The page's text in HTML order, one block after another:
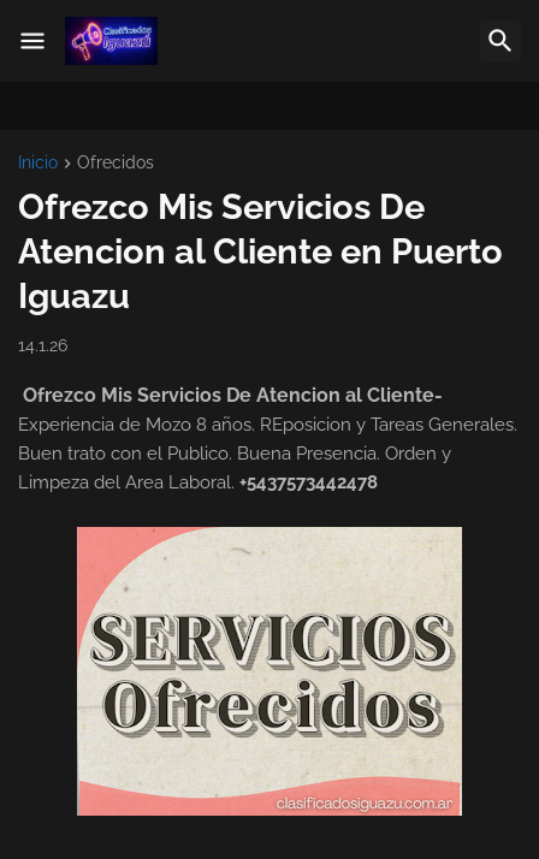
Inicio Ofrecidos
Ofrezco Mis Servicios De
Atencion al Cliente en Puerto
Iguazu
14.1.26
Ofrezco Mis Servicios De Atencion al Cliente-
Experiencia de Mozo 8 años. REposicion y Tareas Generales.
Buen trato con el Publico. Buena Presencia. Orden y
Limpeza del Area Laboral. +5437573442478